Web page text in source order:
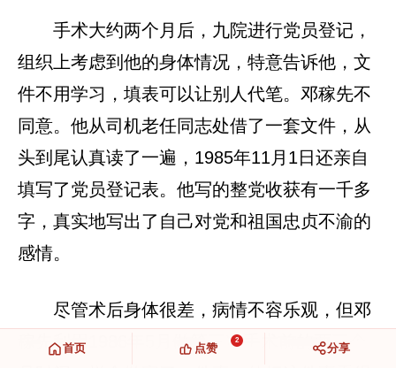
手术大约两个月后，九院进行党员登记，
组织上考虑到他的身体情况，特意告诉他，文
件不用学习，填表可以让别人代笔。邓稼先不
同意。他从司机老任同志处借了一套文件，从
头到尾认真读了一遍，1985年11月1日还亲自
填写了党员登记表。他写的整党收获有一千多
字，真实地写出了自己对党和祖国忠贞不渝的
感情。
尽管术后身体很差，病情不容乐观，但邓
稼先利用1986年5月做第三次手术前的两三个
首页
2
点赞 分享